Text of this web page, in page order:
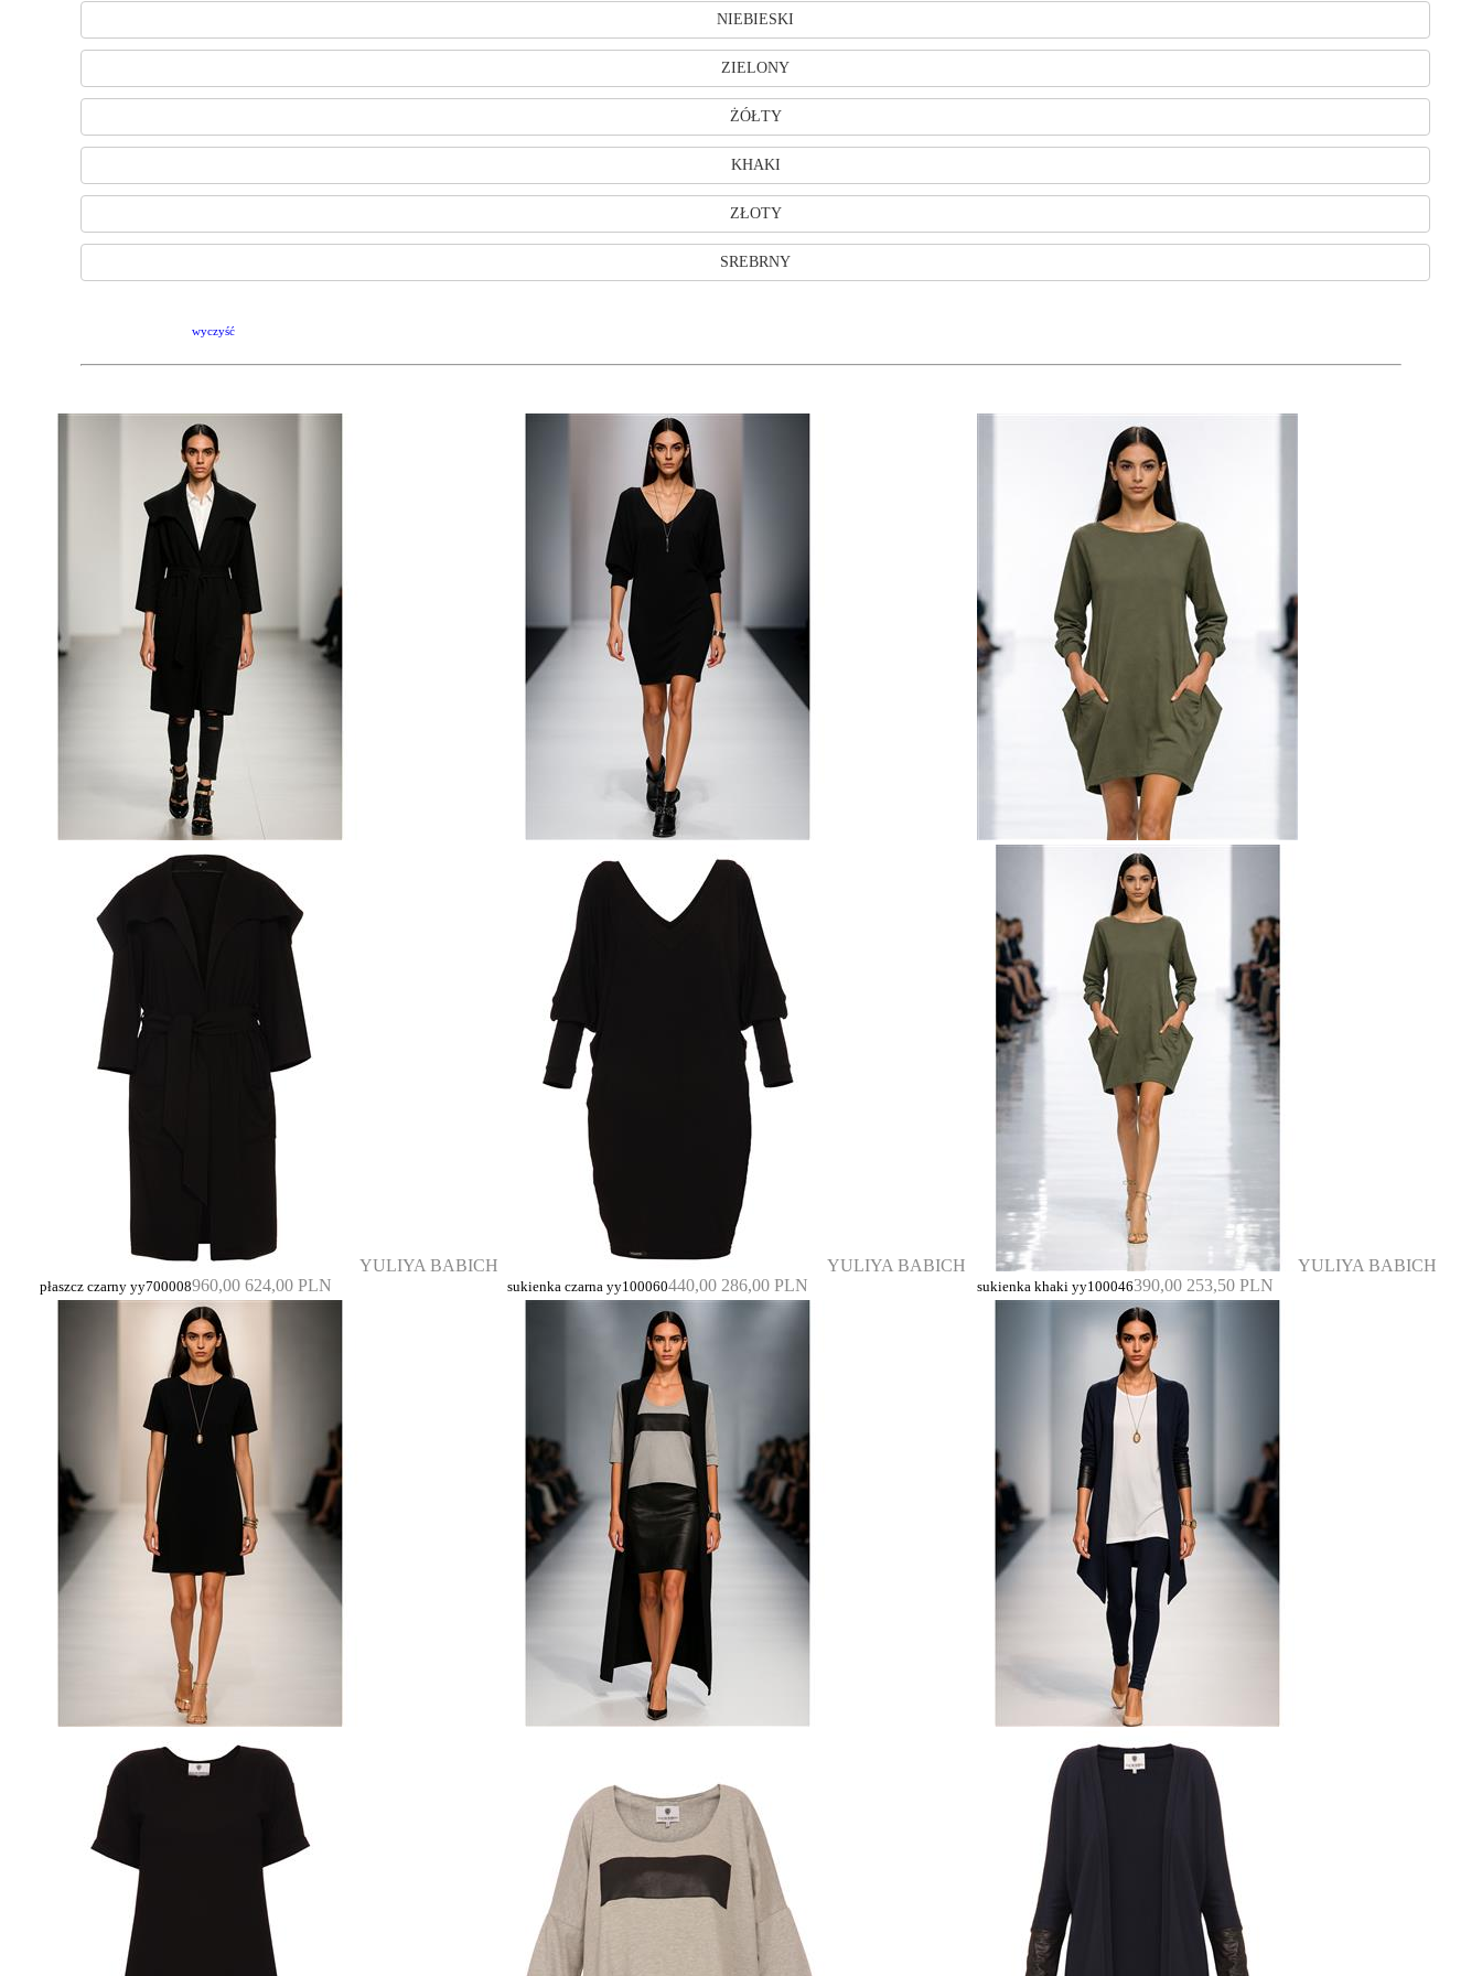
NIEBIESKI
ZIELONY
ŻÓŁTY
KHAKI
ZŁOTY
SREBRNY
wyczyść
YULIYA BABICH
płaszcz czarny yy700008960,00 624,00 PLN
YULIYA BABICH
sukienka czarna yy100060440,00 286,00 PLN
YULIYA BABICH
sukienka khaki yy100046390,00 253,50 PLN